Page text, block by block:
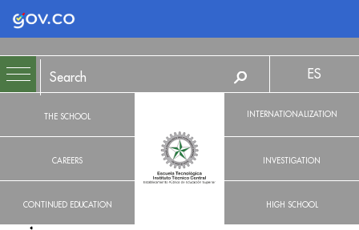
Logo Gobierno de Colombia
THE SCHOOL
CAREERS
CONTINUED EDUCATION
ES
INTERNATIONALIZATION
INVESTIGATION
HIGH SCHOOL